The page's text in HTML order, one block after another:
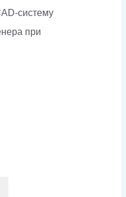
систему
при